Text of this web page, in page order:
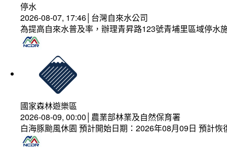
停水
2026-08-07, 17:46│台灣自來水公司
為提高自來水普及率，辦理青昇路123號青埔里區域停水
國家森林遊樂區
2026-08-09, 00:00│農業部林業及自然保育署
白海豚颱風休園 預計開始日期：2026年08月09日 預計